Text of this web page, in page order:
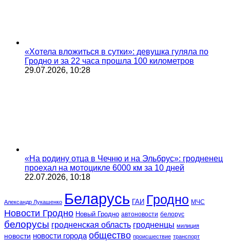
«Хотела вложиться в сутки»: девушка гуляла по
Гродно и за 22 часа прошла 100 километров
29.07.2026, 10:28
«На родину отца в Чечню и на Эльбрус»: гродненец
проехал на мотоцикле 6000 км за 10 дней
22.07.2026, 10:18
Александр Лукашенко Беларусь ГАИ Гродно МЧС
Новости Гродно Новый Гродно автоновости белорус
белорусы гродненская область гродненцы милиция
новости новости города общество происшествие транспорт